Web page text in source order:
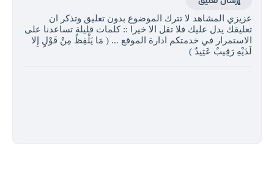
عزيزي المشاهد لا تترك الموضوع بدون تعليق وتذكر ان
تعليقك يدل عليك فلا تقل الا خيرا :: كلمات قليلة تساعدنا على
الاستمرار في خدمتكم ادارة الموقع ... ( مَا يَلْفِظُ مِنْ قَوْلٍ إِلا
لَدَيْهِ رَقِيبٌ عَتِيدٌ )